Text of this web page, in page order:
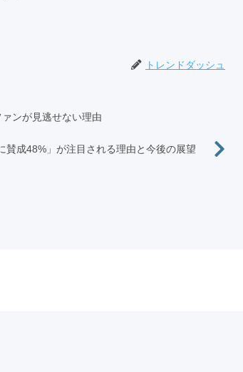
トレンドダッシュ
ンが見逃せない理由
賛成48%」が注目される理由と今後の展望